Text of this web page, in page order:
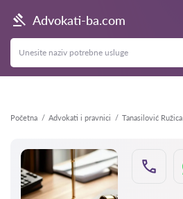
Advokati-ba.com
Početna Advokati i pravnici Tanasilović Ružica
Nazad